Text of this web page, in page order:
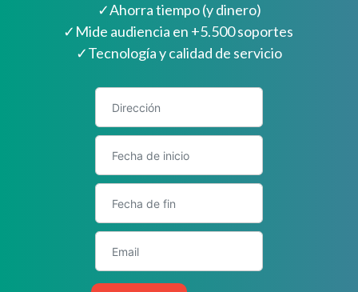
✓Ahorra tiempo (y dinero)
✓ Mide audiencia en +5.500 soportes
✓Tecnología y calidad de servicio